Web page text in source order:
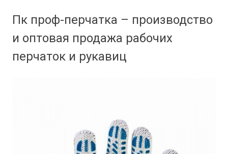
Пк проф-перчатка – производство
и оптовая продажа рабочих
перчаток и рукавиц